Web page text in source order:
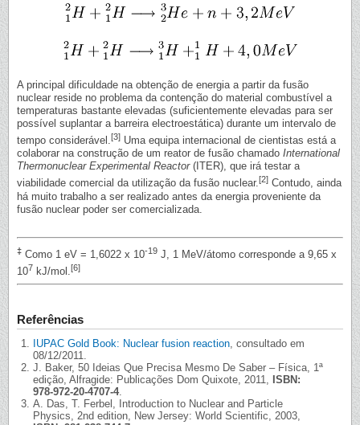
A principal dificuldade na obtenção de energia a partir da fusão
nuclear reside no problema da contenção do material combustível a
temperaturas bastante elevadas (suficientemente elevadas para ser
possível suplantar a barreira electroestática) durante um intervalo de
tempo considerável.[3] Uma equipa internacional de cientistas está a
colaborar na construção de um reator de fusão chamado International
Thermonuclear Experimental Reactor(ITER), que irá testar a
viabilidade comercial da utilização da fusão nuclear.[2] Contudo, ainda
há muito trabalho a ser realizado antes da energia proveniente da
fusão nuclear poder ser comercializada.
‡ Como 1 eV = 1,6022 x 10-19 J, 1 MeV/átomo corresponde a 9,65 x
107 kJ/mol.[6]
Referências
IUPAC Gold Book: Nuclear fusion reaction , consultado em
08/12/2011.
J. Baker, 50 Ideias Que Precisa Mesmo De Saber – Física, 1ª
edição, Alfragide: Publicações Dom Quixote, 2011,
ISBN:
978-972-20-4707-4.
A. Das, T. Ferbel, Introduction to Nuclear and Particle
Physics, 2nd edition, New Jersey: World Scientific, 2003,